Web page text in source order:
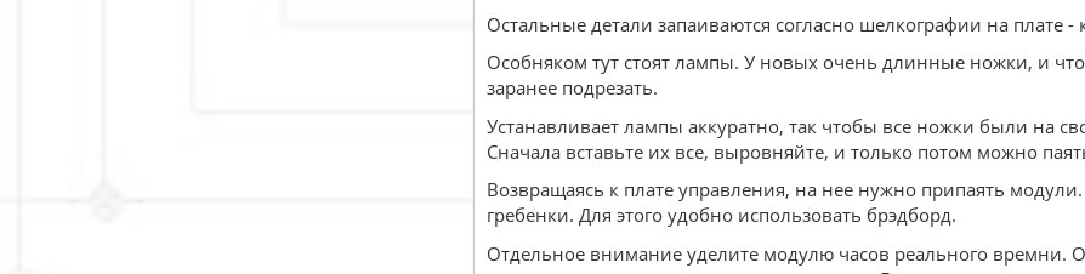
Остальные детали запаиваются согласно шелкографии на плате -
Особняком тут стоят лампы. У новых очень длинные ножки, и
заранее подрезать.
Устанавливает лампы аккуратно, так чтобы все ножки были на
Сначала вставьте их все, выровняйте, и только потом можно
Возвращаясь к плате управления, на нее нужно припаять
гребенки. Для этого удобно использовать брэдборд.
Отдельное внимание уделите модулю часов реального времни.